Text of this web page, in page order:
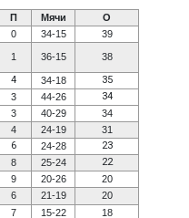
П Мячи
О
0 34-15 39
1 36-15 38
4 34-18 35
3 44-26 34
3 40-29
34
4 24-19
31
6 24-28 23
8 25-24 22
9 20-26
20
6 21-19
20
7 15-22
18